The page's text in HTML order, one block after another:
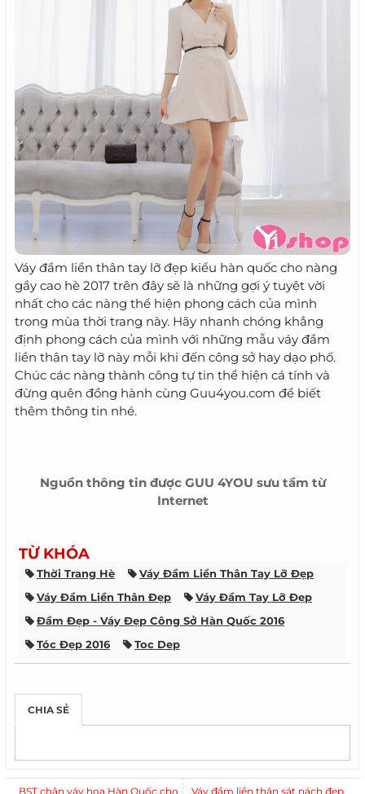
Váy đầm liền thân tay lỡ đẹp kiểu hàn quốc cho nàng
gầy cao hè 2017 trên đây sẽ là những gợi ý tuyệt vời
nhất cho các nàng thể hiện phong cách của mình
trong mùa thời trang này. Hãy nhanh chóng khẳng
định phong cách của mình với những mẫu váy đầm
liền thân tay lỡ này mỗi khi đến công sở hay dạo phố.
Chúc các nàng thành công tự tin thể hiện cá tính và
đừng quên đồng hành cùng Guu4you.com để biết
thêm thông tin nhé.
Nguồn thông tin được GUU 4YOU sưu tầm từ
Internet
TỪ KHÓA
Thời Trang Hè
Váy Đầm Liền Thân Tay Lỡ Đẹp
Váy Đầm Liền Thân Đẹp
Váy Đầm Tay Lỡ Đẹp
Đầm Đẹp - Váy Đẹp Công Sở Hàn Quốc 2016
Tóc Đẹp 2016
Toc Dep
Kiểu Tóc Ngắn Uốn Xoăn Ngang Vai
Kiểu Tóc Ngắn Ngang Vai Uốn Cụp
Tóc Nhuộm Màu Hạt Dẻ Đẹp
Váy Đầm Liền Thân Đẹp
Những Kiểu Tóc Nhuộm Đẹp
Áo Khoác Nữ Đẹp
CHIA SẺ
BST chân váy hoa Hàn Quốc cho Váy đầm liền thân sát nách đẹp